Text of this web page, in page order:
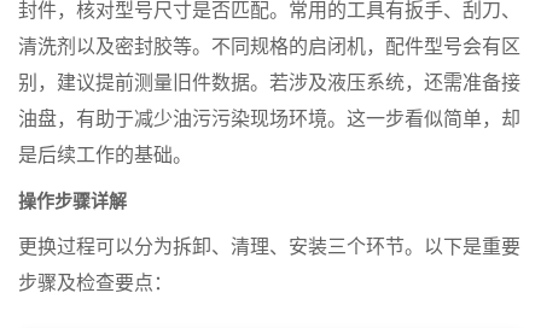
封件，核对型号尺寸是否匹配。常用的工具有扳手、刮刀、
清洗剂以及密封胶等。不同规格的启闭机，配件型号会有区
别，建议提前测量旧件数据。若涉及液压系统，还需准备接
油盘，有助于减少油污污染现场环境。这一步看似简单，却
是后续工作的基础。
操作步骤详解
更换过程可以分为拆卸、清理、安装三个环节。以下是重要
步骤及检查要点：